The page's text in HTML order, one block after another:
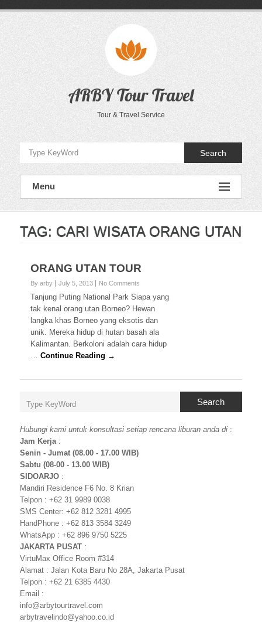
ARBY Tour Travel
Tour & Travel Service
Search
Menu
TAG: CARI WISATA ORANG UTAN
ORANG UTAN TOUR
By arby July 5, 2013 No Comments
Tanjung Puting National Park Siapa yang
tak kenal orang utan Borneo? Hewan
langka khas Borneo yang eksotis dan
unik. Mereka hidup di hutan basah ala
Kalimantan. Berkoloni adalah cara hidup
…Continue Reading →
Search
Hubungi kami untuk konsultasi setiap rencana liburan anda di :
Jam Kerja:
Senin - Jumat (08.00 - 17.00 WIB)
Sabtu (08-00 - 13.00 WIB)
SIDOARJO :
Mandiri Residence F6 No. 8 Krian
Telpon : +62 31 9989 0038
SMS Center: +62 812 3281 4995
HandPhone : +62 813 3584 3249
WhatsApp : +62 896 9750 5225
JAKARTA PUSAT :
VirtuMax Office Room #314
Alamat : Jalan Kota Baru No 28A, Jakarta Pusat
Telpon : +62 21 6385 4430
Email :
info@arbytourtravel.com
arbytravelindo@yahoo.co.id